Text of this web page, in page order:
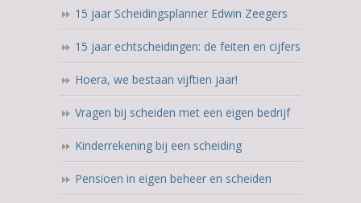
15 jaar Scheidingsplanner Edwin Zeegers
15 jaar echtscheidingen: de feiten en cijfers
Hoera, we bestaan vijftien jaar!
Vragen bij scheiden met een eigen bedrijf
Kinderrekening bij een scheiding
Pensioen in eigen beheer en scheiden